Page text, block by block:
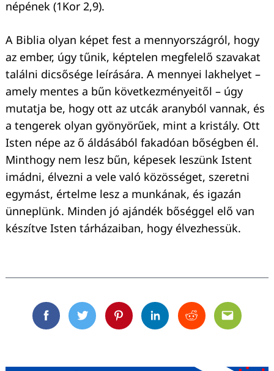
népének (1Kor 2,9).
A Biblia olyan képet fest a mennyországról, hogy
az ember, úgy tűnik, képtelen megfelelő szavakat
találni dicsősége leírására. A mennyei lakhelyet –
amely mentes a bűn következményeitől – úgy
mutatja be, hogy ott az utcák aranyból vannak, és
a tengerek olyan gyönyörűek, mint a kristály. Ott
Isten népe az ő áldásából fakadóan bőségben él.
Minthogy nem lesz bűn, képesek leszünk Istent
imádni, élvezni a vele való közösséget, szeretni
egymást, értelme lesz a munkának, és igazán
ünneplünk. Minden jó ajándék bőséggel elő van
készítve Isten tárházaiban, hogy élvezhessük.
FacebookTwitterPinterestLinkedinRedditEmail